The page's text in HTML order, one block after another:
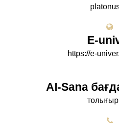
E-
https://e-
AI-Sana